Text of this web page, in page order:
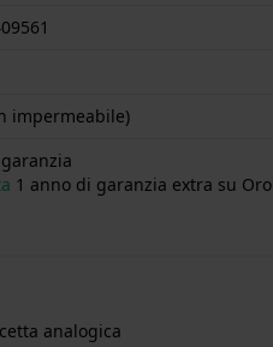
impermeabile)
1 anno di garanzia extra su
analogica